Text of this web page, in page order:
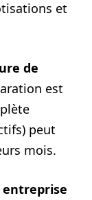
et
de
est
peut
mois.
entreprise